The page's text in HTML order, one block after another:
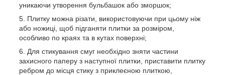
уникаючи утворення бульбашок або зморшок;
Плитку можна різати, використовуючи при цьому ніж
або ножиці, щоб підганяти плитки за розміром,
особливо по краях та в кутах поверхні;
Для стикування смуг необхідно зняти частини
захисного паперу з наступної плитки, приставити плитку
ребром до місця стику з приклеєною плиткою,